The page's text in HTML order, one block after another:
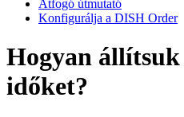
Átfogó útmutató
Konfigurálja a DISH Order
Hogyan állítsuk
időket?